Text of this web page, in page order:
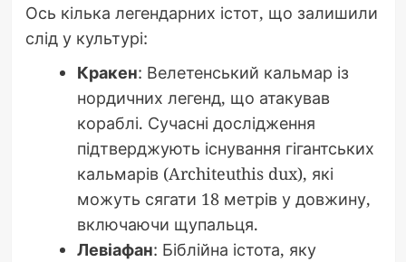
Ось кілька легендарних істот, що залишили
слід у культурі:
Кракен: Велетенський кальмар із
нордичних легенд, що атакував
кораблі. Сучасні дослідження
підтверджують існування гігантських
кальмарів (Architeuthis dux), які
можуть сягати 18 метрів у довжину,
включаючи щупальця.
Левіафан: Біблійна істота, яку